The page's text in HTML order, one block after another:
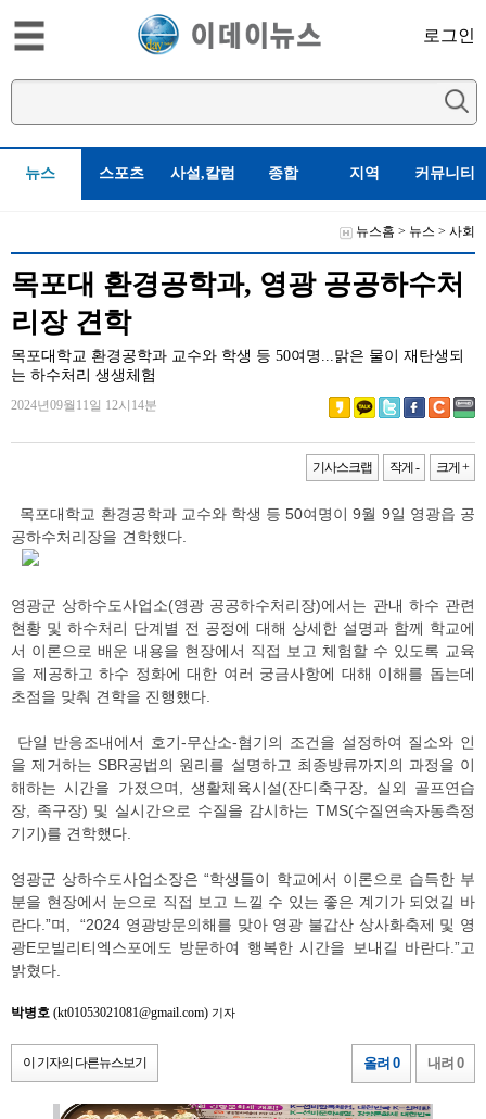
로그인
뉴스 스포츠 사설,칼럼 종합 지역 커뮤니티
뉴스홈 > 뉴스 > 사회
목포대 환경공학과, 영광 공공하수처
리장 견학
목포대학교 환경공학과 교수와 학생 등 50여명...맑은 물이 재탄생되
는 하수처리 생생체험
2024년09월11일 12시14분
기사스크랩 작게 - 크게 +
목포대학교 환경공학과 교수와 학생 등 50여명이 9월 9일 영광읍 공
공하수처리장을 견학했다.
영광군 상하수도사업소(영광 공공하수처리장)에서는 관내 하수 관련
현황 및 하수처리 단계별 전 공정에 대해 상세한 설명과 함께 학교에
서 이론으로 배운 내용을 현장에서 직접 보고 체험할 수 있도록 교육
을 제공하고 하수 정화에 대한 여러 궁금사항에 대해 이해를 돕는데
초점을 맞춰 견학을 진행했다.
단일 반응조내에서 호기-무산소-혐기의 조건을 설정하여 질소와 인
을 제거하는 SBR공법의 원리를 설명하고 최종방류까지의 과정을 이
해하는 시간을 가졌으며, 생활체육시설(잔디축구장, 실외 골프연습
장, 족구장) 및 실시간으로 수질을 감시하는 TMS(수질연속자동측정
기기)를 견학했다.
영광군 상하수도사업소장은 “학생들이 학교에서 이론으로 습득한 부
분을 현장에서 눈으로 직접 보고 느낄 수 있는 좋은 계기가 되었길 바
란다.”며, “2024 영광방문의해를 맞아 영광 불갑산 상사화축제 및 영
광E모빌리티엑스포에도 방문하여 행복한 시간을 보내길 바란다.”고
밝혔다.
박병호 (kt01053021081@gmail.com) 기자
이 기자의 다른뉴스보기 올려 0 내려 0